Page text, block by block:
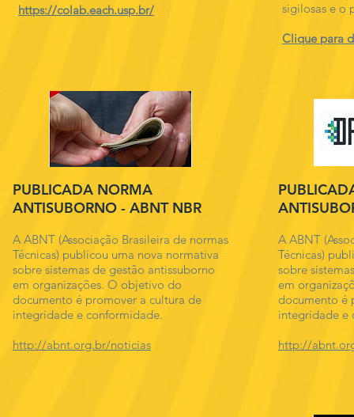
https://colab.each.usp.br/
sigilosas e o
Clique para
PUBLICADA NORMA
ANTISUBORNO - ABNT NBR
A ABNT (Associação Brasileira de normas
Técnicas) publicou uma nova normativa
sobre sistemas de gestão antissuborno
em organizações. O objetivo do
documento é promover a cultura de
integridade e conformidade.
http://abnt.org.br/noticias
A ABNT
Técnicas)
sobre
em
documento é
integridade e
http://